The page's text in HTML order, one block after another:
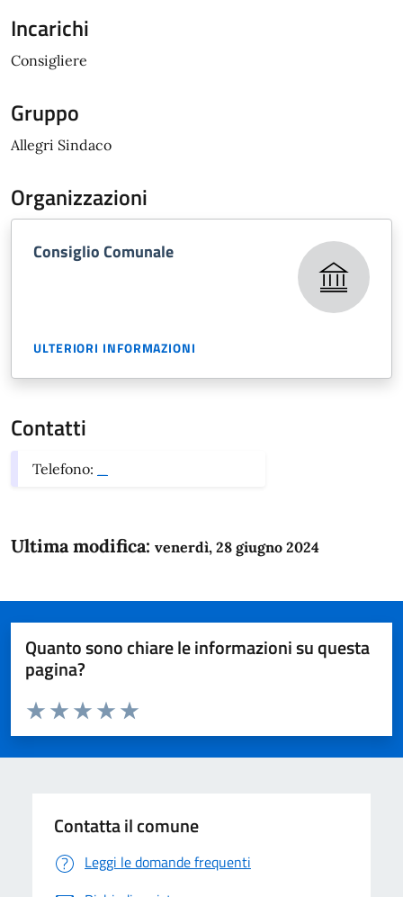
Incarichi
Consigliere
Gruppo
Allegri Sindaco
Organizzazioni
Consiglio Comunale
ULTERIORI INFORMAZIONI
Contatti
Telefono:
Ultima modifica: venerdì, 28 giugno 2024
Quanto sono chiare le informazioni su questa
pagina?
Domanda
Valuta da 1 a 5 stelle la pagina
Valuta 5 stelle su 5
Valuta 4 stelle su 5
Valuta 3 stelle su 5
Valuta 2 stelle su 5
Valuta 1 stelle su 5
Contatta il comune
Leggi le domande frequenti